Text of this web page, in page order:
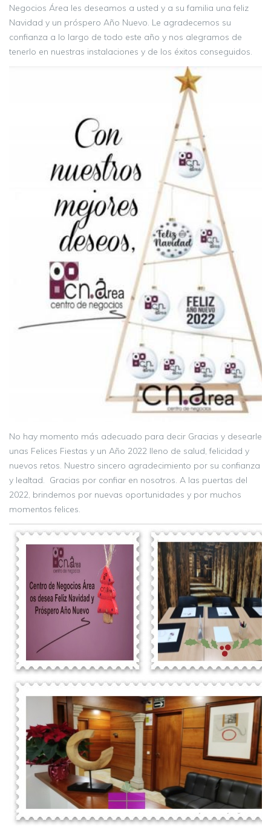
Negocios Área les deseamos a usted y a su familia una feliz
Navidad y un próspero Año Nuevo. Le agradecemos su
confianza a lo largo de todo este año y nos alegramos de
tenerlo en nuestras instalaciones y de los éxitos conseguidos.
No hay momento más adecuado para decir Gracias y desearle
unas Felices Fiestas y un Año 2022 lleno de salud, felicidad y
nuevos retos. Nuestro sincero agradecimiento por su confianza
y lealtad. Gracias por confiar en nosotros. A las puertas del
2022, brindemos por nuevas oportunidades y por muchos
momentos felices.